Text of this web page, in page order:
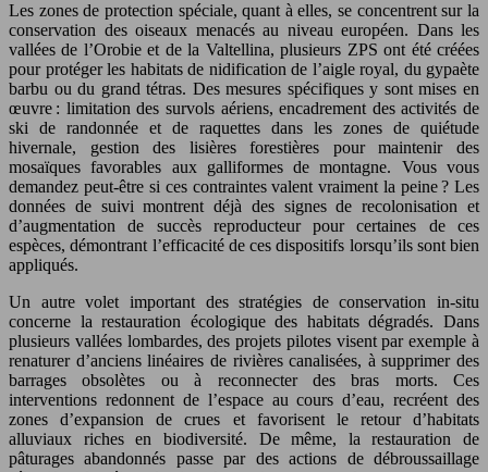
Les zones de protection spéciale, quant à elles, se concentrent sur la
conservation des oiseaux menacés au niveau européen. Dans les
vallées de l’Orobie et de la Valtellina, plusieurs ZPS ont été créées
pour protéger les habitats de nidification de l’aigle royal, du gypaète
barbu ou du grand tétras. Des mesures spécifiques y sont mises en
œuvre : limitation des survols aériens, encadrement des activités de
ski de randonnée et de raquettes dans les zones de quiétude
hivernale, gestion des lisières forestières pour maintenir des
mosaïques favorables aux galliformes de montagne. Vous vous
demandez peut-être si ces contraintes valent vraiment la peine ? Les
données de suivi montrent déjà des signes de recolonisation et
d’augmentation de succès reproducteur pour certaines de ces
espèces, démontrant l’efficacité de ces dispositifs lorsqu’ils sont bien
appliqués.
Un autre volet important des stratégies de conservation in-situ
concerne la restauration écologique des habitats dégradés. Dans
plusieurs vallées lombardes, des projets pilotes visent par exemple à
renaturer d’anciens linéaires de rivières canalisées, à supprimer des
barrages obsolètes ou à reconnecter des bras morts. Ces
interventions redonnent de l’espace au cours d’eau, recréent des
zones d’expansion de crues et favorisent le retour d’habitats
alluviaux riches en biodiversité. De même, la restauration de
pâturages abandonnés passe par des actions de débroussaillage